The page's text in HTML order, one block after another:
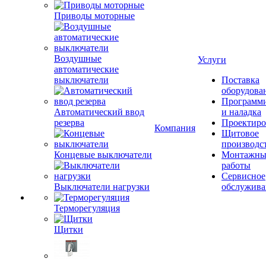
Приводы моторные
Воздушные
автоматические
выключатели
Автоматический ввод
резерва
Концевые выключатели
Выключатели нагрузки
Терморегуляция
Щитки
Компания
Услуги
Поставка
и наладка
Щитовое
работы
Сервисное